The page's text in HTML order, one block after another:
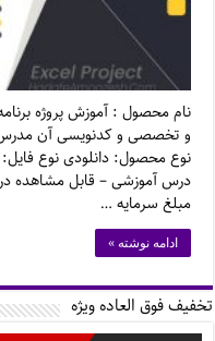
نام محصول : آموزش پروژه
و تخصصی و کدنویسی آن مدرس:
مبلغ سرمایه …
ادامه نوشته »
تخفیف فوق العاده ویژه